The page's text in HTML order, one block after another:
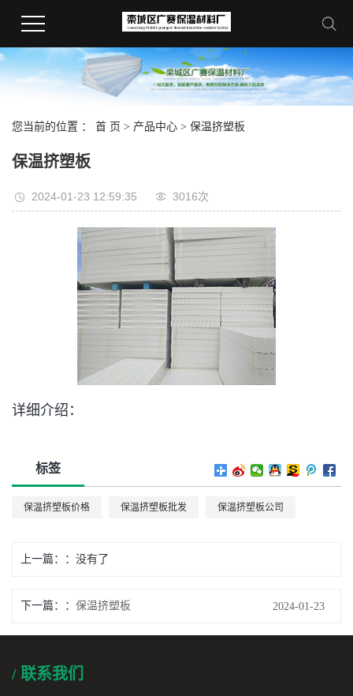
您当前的位置 ： 首 页 > 产品中心 > 保温挤塑板
保温挤塑板
2024-01-23 12:59:35 3016次
详细介绍：
标签
保温挤塑板价格 保温挤塑板批发 保温挤塑板公司
上一篇： 没有了
下一篇： 保温挤塑板 2024-01-23
/ 联系我们